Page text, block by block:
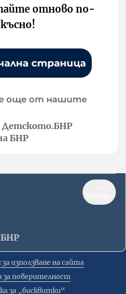
отново по-
късно!
страница
още от нашите
Детското.БНР
БНР
БНР
използване на сайта
за поверителност
за „бисквитки“